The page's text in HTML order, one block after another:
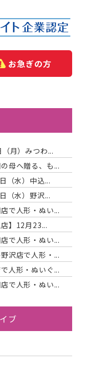
お急ぎの方
月）みつわ...
の母へ贈る、も...
（水）中込...
（水）野沢...
で人形・ぬい...
店】12月23...
で人形・ぬい...
沢店で人形・...
人形・ぬいぐ...
で人形・ぬい...
ブ